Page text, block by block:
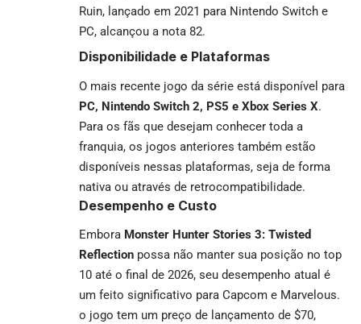
Ruin, lançado em 2021 para Nintendo Switch e
PC, alcançou a nota 82.
Disponibilidade e Plataformas
O mais recente jogo da série está disponível para
PC, Nintendo Switch 2, PS5 e Xbox Series X.
Para os fãs que desejam conhecer toda a
franquia, os jogos anteriores também estão
disponíveis nessas plataformas, seja de forma
nativa ou através de retrocompatibilidade.
Desempenho e Custo
Embora Monster Hunter Stories 3: Twisted
Reflection possa não manter sua posição no top
10 até o final de 2026, seu desempenho atual é
um feito significativo para Capcom e Marvelous.
o jogo tem um preço de lançamento de $70,